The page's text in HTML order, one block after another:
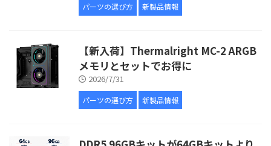
パーツの選び方 新製品情報
【新入荷】Thermalright MC-2 ARGB
メモリとセットでお得に
2026/7/31
パーツの選び方 新製品情報